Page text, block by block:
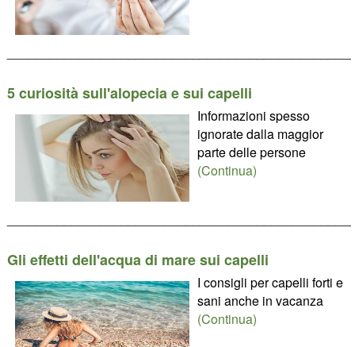
5 curiosità sull'alopecia e sui capelli
Informazioni spesso
ignorate dalla maggior
parte delle persone
(Continua)
Gli effetti dell'acqua di mare sui capelli
I consigli per capelli forti e
sani anche in vacanza
(Continua)